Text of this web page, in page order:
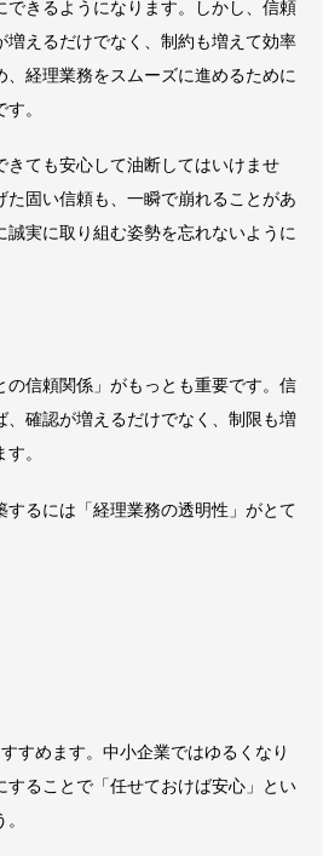
できるようになります。しかし、信頼
増えるだけでなく、制約も増えて効率
経理業務をスムーズに進めるために
。
きても安心して油断してはいけませ
た固い信頼も、一瞬で崩れることがあ
誠実に取り組む姿勢を忘れないように
の信頼関係」がもっとも重要です。信
、確認が増えるだけでなく、制限も増
。
するには「経理業務の透明性」がとて
すめます。中小企業ではゆるくなり
することで「任せておけば安心」とい